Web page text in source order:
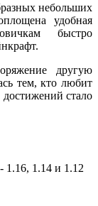
небольших
удобная
быстро
другую
тем, кто любит
достижений стало